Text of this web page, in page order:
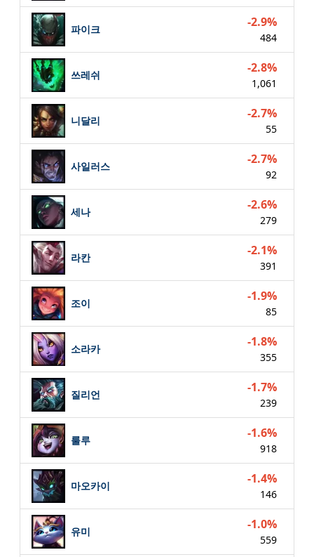
파이크 -2.9%
484
쓰레쉬 -2.8%
1,061
니달리 -2.7%
55
사일러스 -2.7%
92
세나 -2.6%
279
라칸 -2.1%
391
조이 -1.9%
85
소라카 -1.8%
355
질리언 -1.7%
239
룰루 -1.6%
918
마오카이 -1.4%
146
유미 -1.0%
559